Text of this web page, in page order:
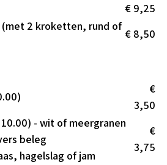
€ 9,25
2 kroketten, rund of
€ 8,50
€
3,50
- wit of meergranen
beleg
hagelslag of jam
€
3,75